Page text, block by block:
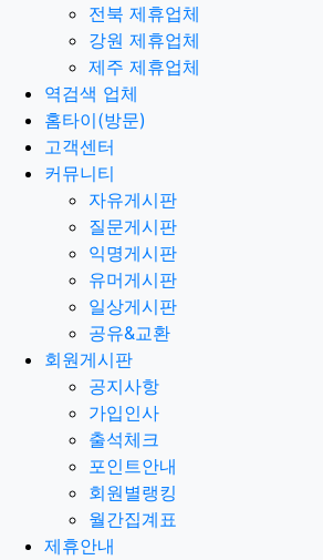
전북 제휴업체
강원 제휴업체
제주 제휴업체
역검색 업체
홈타이(방문)
고객센터
커뮤니티
자유게시판
질문게시판
익명게시판
유머게시판
일상게시판
공유&교환
회원게시판
공지사항
가입인사
출석체크
포인트안내
회원별랭킹
월간집계표
제휴안내